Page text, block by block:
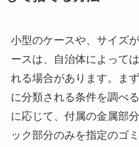
小型のケースや、サイズ
ースは、自治体によって
れる場合があります。ま
に分類される条件を調べ
に応じて、付属の金属部
ック部分のみを指定のゴ